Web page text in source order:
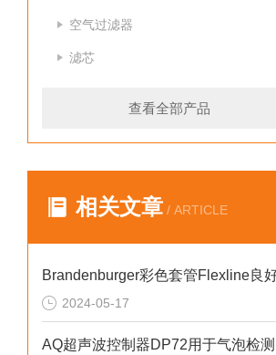
空气过滤器
滤芯
查看全部产品
相关文章 / ARTICLE
2024-05-17